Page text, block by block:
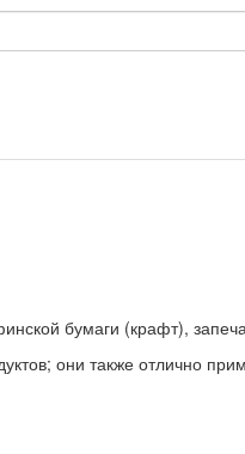
бумаги (крафт),
они также отлично